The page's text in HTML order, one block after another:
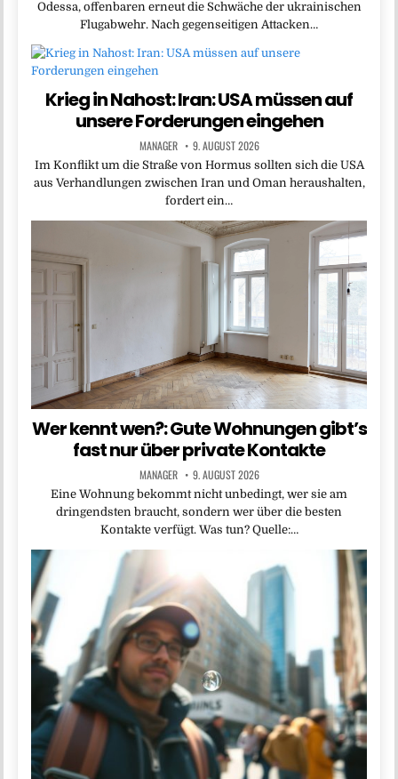
Odessa, offenbaren erneut die Schwäche der ukrainischen
Flugabwehr. Nach gegenseitigen Attacken…
Krieg in Nahost: Iran: USA müssen auf
unsere Forderungen eingehen
MANAGER 9. AUGUST 2026
Im Konflikt um die Straße von Hormus sollten sich die USA
aus Verhandlungen zwischen Iran und Oman heraushalten,
fordert ein…
Wer kennt wen?: Gute Wohnungen gibt’s
fast nur über private Kontakte
MANAGER 9. AUGUST 2026
Eine Wohnung bekommt nicht unbedingt, wer sie am
dringendsten braucht, sondern wer über die besten
Kontakte verfügt. Was tun? Quelle:…